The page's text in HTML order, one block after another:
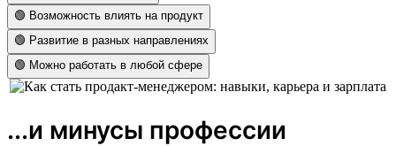
🟢 Возможность влиять на продукт
🟢 Развитие в разных направлениях
🟢 Можно работать в любой сфере
...и минусы профессии